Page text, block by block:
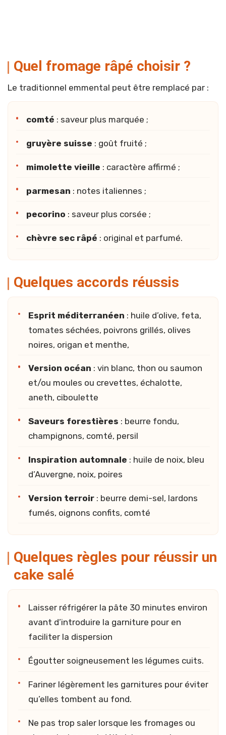
Quel fromage râpé choisir ?
Le traditionnel emmental peut être remplacé par :
comté : saveur plus marquée ;
gruyère suisse : goût fruité ;
mimolette vieille : caractère affirmé ;
parmesan : notes italiennes ;
pecorino : saveur plus corsée ;
chèvre sec râpé : original et parfumé.
Quelques accords réussis
Esprit méditerranéen : huile d’olive, feta,
tomates séchées, poivrons grillés, olives
noires, origan et menthe,
Version océan : vin blanc, thon ou saumon
et/ou moules ou crevettes, échalotte,
aneth, ciboulette
Saveurs forestières : beurre fondu,
champignons, comté, persil
Inspiration automnale : huile de noix, bleu
d’Auvergne, noix, poires
Version terroir : beurre demi-sel, lardons
fumés, oignons confits, comté
Quelques règles pour réussir un
cake salé
Laisser réfrigérer la pâte 30 minutes environ
avant d’introduire la garniture pour en
faciliter la dispersion
Égoutter soigneusement les légumes cuits.
Fariner légèrement les garnitures pour éviter
qu’elles tombent au fond.
Ne pas trop saler lorsque les fromages ou